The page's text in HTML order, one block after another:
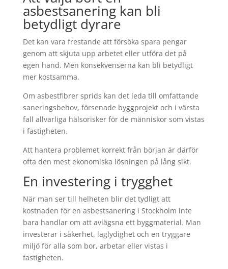
asbestsanering kan bli
betydligt dyrare
Det kan vara frestande att försöka spara pengar
genom att skjuta upp arbetet eller utföra det på
egen hand. Men konsekvenserna kan bli betydligt
mer kostsamma.
Om asbestfibrer sprids kan det leda till omfattande
saneringsbehov, försenade byggprojekt och i värsta
fall allvarliga hälsorisker för de människor som vistas
i fastigheten.
Att hantera problemet korrekt från början är därför
ofta den mest ekonomiska lösningen på lång sikt.
En investering i trygghet
När man ser till helheten blir det tydligt att
kostnaden för en asbestsanering i Stockholm inte
bara handlar om att avlägsna ett byggmaterial. Man
investerar i säkerhet, laglydighet och en tryggare
miljö för alla som bor, arbetar eller vistas i
fastigheten.